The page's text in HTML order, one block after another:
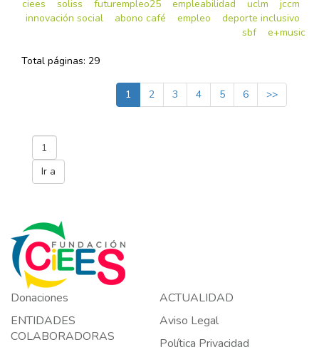
ciees
soliss futurempleo25 empleabilidad uclm
jccm
innovación social
abono café empleo
deporte inclusivo
sbf
e+music
Total páginas: 29
1 2 3 4 5 6 >>
Donaciones
ACTUALIDAD
ENTIDADES
COLABORADORAS
Aviso Legal
Política Privacidad